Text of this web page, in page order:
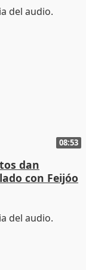
08:53
dan
con Feijóo